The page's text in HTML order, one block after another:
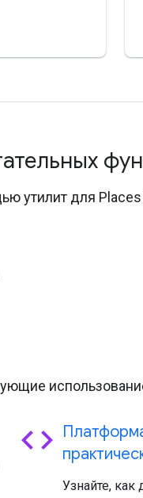
утилит для Places
code
Узнайте,